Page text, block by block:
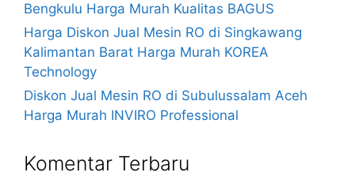
Bengkulu Harga Murah Kualitas BAGUS
Harga Diskon Jual Mesin RO di Singkawang
Kalimantan Barat Harga Murah KOREA
Technology
Diskon Jual Mesin RO di Subulussalam Aceh
Harga Murah INVIRO Professional
Komentar Terbaru